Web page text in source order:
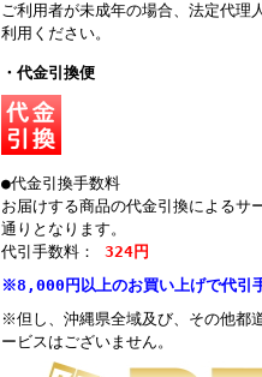
ご利用者が未成年の場合、法定代理
利用ください。
・代金引換便
●代金引換手数料
お届けする商品の代金引換によるサ
通りとなります。
代引手数料：
324円
※8,000円以上のお買い上げで代引
※但し、沖縄県全域及び、その他都
ービスはございません。